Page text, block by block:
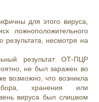
для этого вируса,
ложноположительного
результата, несмотря на
результат ОТ-ПЦР
не был заражен во
возможно, что возникла
хранения или
вируса был слишком